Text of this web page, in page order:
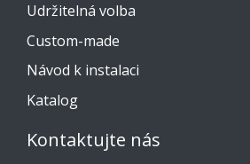
Udržitelná volba
Custom-made
Návod k instalaci
Katalog
Kontaktujte nás